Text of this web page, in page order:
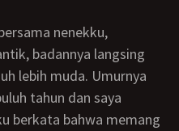
badannya langsing
lebih muda. Umurnya
tahun dan saya
berkata bahwa memang